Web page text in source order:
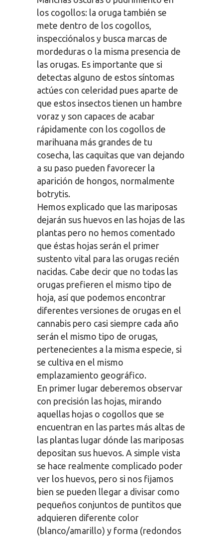
los cogollos: la oruga también se
mete dentro de los cogollos,
inspecciónalos y busca marcas de
mordeduras o la misma presencia de
las orugas. Es importante que si
detectas alguno de estos síntomas
actúes con celeridad pues aparte de
que estos insectos tienen un hambre
voraz y son capaces de acabar
rápidamente con los cogollos de
marihuana más grandes de tu
cosecha, las caquitas que van dejando
a su paso pueden favorecer la
aparición de hongos, normalmente
botrytis.
Hemos explicado que las mariposas
dejarán sus huevos en las hojas de las
plantas pero no hemos comentado
que éstas hojas serán el primer
sustento vital para las orugas recién
nacidas. Cabe decir que no todas las
orugas prefieren el mismo tipo de
hoja, así que podemos encontrar
diferentes versiones de orugas en el
cannabis pero casi siempre cada año
serán el mismo tipo de orugas,
pertenecientes a la misma especie, si
se cultiva en el mismo
emplazamiento geográfico.
En primer lugar deberemos observar
con precisión las hojas, mirando
aquellas hojas o cogollos que se
encuentran en las partes más altas de
las plantas lugar dónde las mariposas
depositan sus huevos. A simple vista
se hace realmente complicado poder
ver los huevos, pero si nos fijamos
bien se pueden llegar a divisar como
pequeños conjuntos de puntitos que
adquieren diferente color
(blanco/amarillo) y forma (redondos